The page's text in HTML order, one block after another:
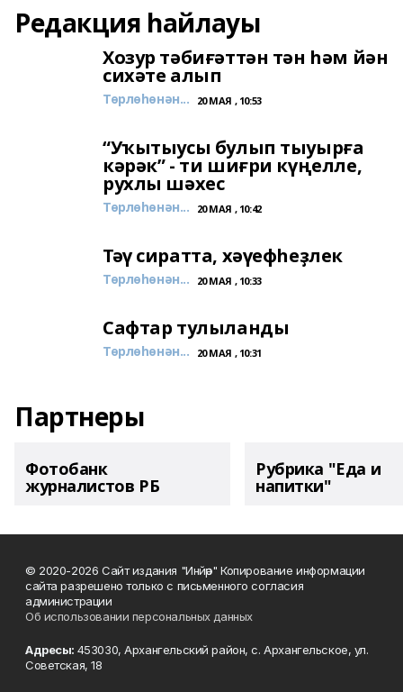
Редакция һайлауы
Хозур тәбиғәттән тән һәм йән
сихәте алып
Төрлөһөнән... 20 МАЯ , 10:53
“Уҡытыусы булып тыуырға
кәрәк” - ти шиғри күңелле,
рухлы шәхес
Төрлөһөнән... 20 МАЯ , 10:42
Тәү сиратта, хәүефһеҙлек
Төрлөһөнән... 20 МАЯ , 10:33
Сафтар тулыланды
Төрлөһөнән... 20 МАЯ , 10:31
Партнеры
Фотобанк
журналистов РБ
Рубрика "Еда и
напитки"
© 2020-2026 Сайт издания "Инйәр" Копирование информации
сайта разрешено только с письменного согласия
администрации
Об использовании персональных данных
Адресы: 453030, Архангельский район, с. Архангельское, ул.
Советская, 18